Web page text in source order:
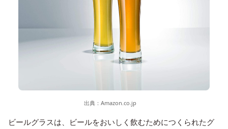
出典： Amazon.co.jp
ビールグラスは、ビールをおいしく飲むためにつくられたグ